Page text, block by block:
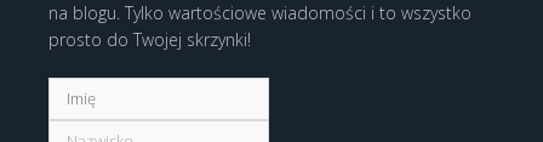
na blogu. Tylko wartościowe wiadomości i to wszystko
prosto do Twojej skrzynki!